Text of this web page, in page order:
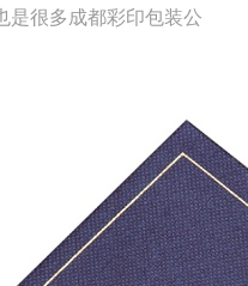
是很多成都彩印包装公